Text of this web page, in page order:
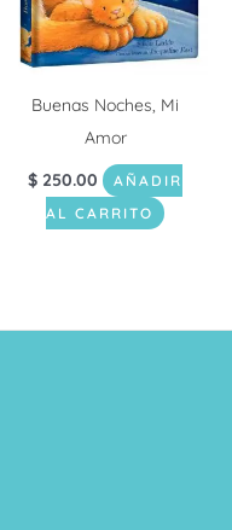
Buenas Noches, Mi
Amor
$ 250.00
AÑADIR
AL CARRITO